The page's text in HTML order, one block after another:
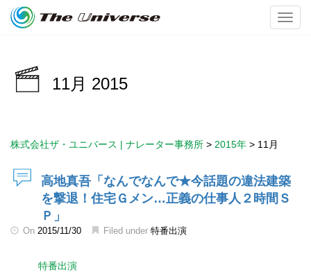
11月 2015
株式会社ザ・ユニバース | ナレーター事務所 > 2015年 > 11月
高地真吾「なんでなんで★今話題の違法建築
を撃退！住宅Ｇメン…正義の仕事人２時間Ｓ
Ｐ」
On 2015/11/30 Filed under 特番出演
特番出演